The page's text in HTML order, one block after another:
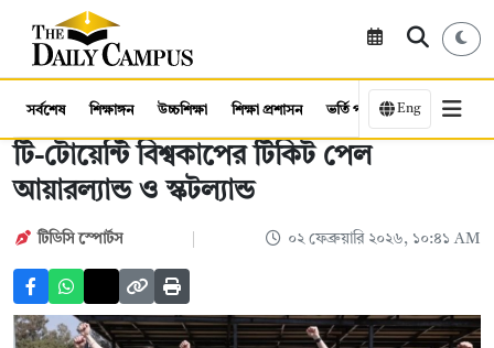
সর্বশেষ শিক্ষাঙ্গন উচ্চশিক্ষা শিক্ষা প্রশাসন ভর্তি পরীক্ষা কর্মসংস্থান
Eng
টি-টোয়েন্টি বিশ্বকাপের টিকিট পেল
আয়ারল্যান্ড ও স্কটল্যান্ড
টিডিসি ‍স্পোর্টস ০২ ফেব্রুয়ারি ২০২৬, ১০:৪১ AM